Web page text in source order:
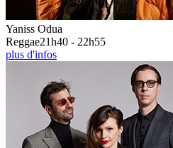
Yaniss Odua
Reggae21h40 - 22h55
plus d'infos